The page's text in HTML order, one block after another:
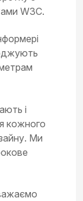
W3C.
і
кожного
Ми